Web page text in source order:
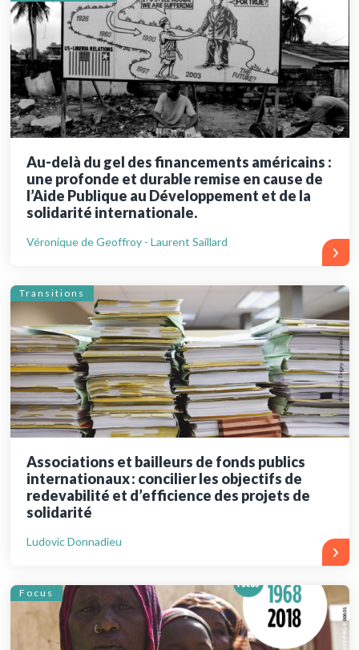
Au-delà du gel des financements américains :
une profonde et durable remise en cause de
l’Aide Publique au Développement et de la
solidarité internationale.
Véronique de Geoffroy - Laurent Saillard
Transitions
Associations et bailleurs de fonds publics
internationaux : concilier les objectifs de
redevabilité et d’efficience des projets de
solidarité
Ludovic Donnadieu
Focus